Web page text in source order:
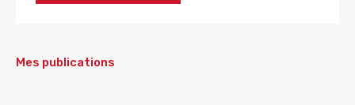
Mes publications